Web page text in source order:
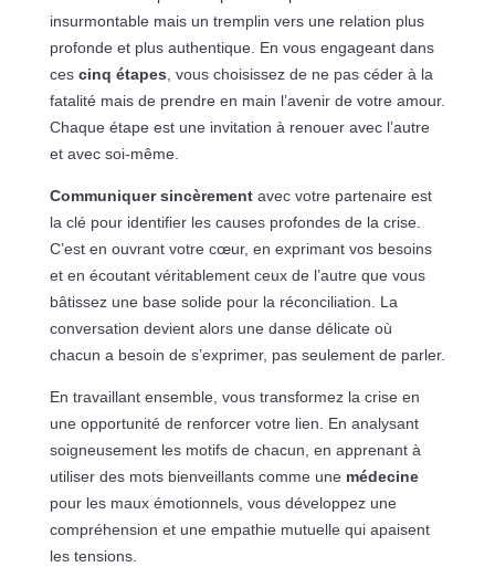
insurmontable mais un tremplin vers une relation plus
profonde et plus authentique. En vous engageant dans
ces cinq étapes , vous choisissez de ne pas céder à la
fatalité mais de prendre en main l’avenir de votre amour.
Chaque étape est une invitation à renouer avec l’autre
et avec soi-même.
Communiquer sincèrementavec votre partenaire est
la clé pour identifier les causes profondes de la crise.
C’est en ouvrant votre cœur, en exprimant vos besoins
et en écoutant véritablement ceux de l’autre que vous
bâtissez une base solide pour la réconciliation. La
conversation devient alors une danse délicate où
chacun a besoin de s’exprimer, pas seulement de parler.
En travaillant ensemble, vous transformez la crise en
une opportunité de renforcer votre lien. En analysant
soigneusement les motifs de chacun, en apprenant à
utiliser des mots bienveillants comme une médecine
pour les maux émotionnels, vous développez une
compréhension et une empathie mutuelle qui apaisent
les tensions.